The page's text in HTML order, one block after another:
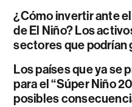
¿Cómo invertir ante
de El Niño? Los
sectores que podrían
Los países que ya se
para el “Súper Niño
posibles